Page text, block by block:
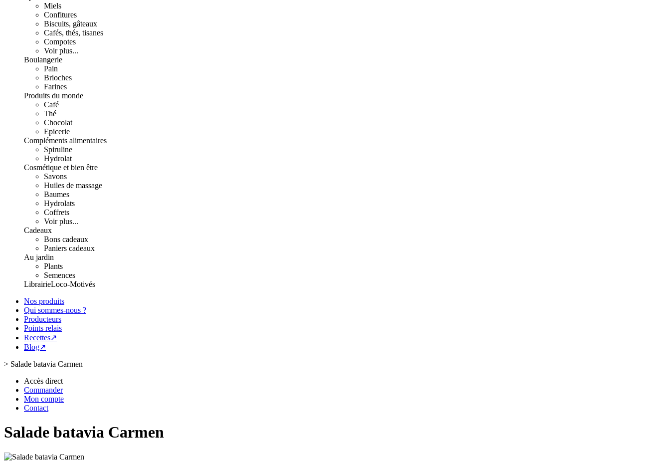
Miels
Confitures
Biscuits, gâteaux
Cafés, thés, tisanes
Compotes
Voir plus...
Boulangerie
Pain
Brioches
Farines
Produits du monde
Café
Thé
Chocolat
Epicerie
Compléments alimentaires
Spiruline
Hydrolat
Cosmétique et bien être
Savons
Huiles de massage
Baumes
Hydrolats
Coffrets
Voir plus...
Cadeaux
Bons cadeaux
Paniers cadeaux
Au jardin
Plants
Semences
LibrairieLoco-Motivés
Nos produits
Qui sommes-nous ?
Producteurs
Points relais
Recettes↗
Blog↗
> Salade batavia Carmen
Accès direct
Commander
Mon compte
Contact
Salade batavia Carmen